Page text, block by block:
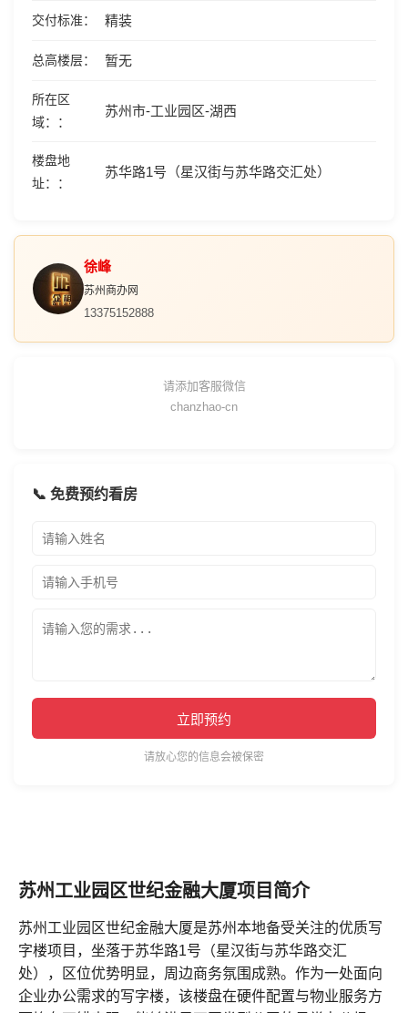
交付标准 精装
总高楼层 暂无
所在区
域：
苏州市-工业园区-湖西
楼盘地
址：
苏华路1号（星汉街与苏华路交汇处）
徐峰
苏州商办网
13375152888
请添加客服微信
chanzhao-cn
📞 免费预约看房
立即预约
请放心您的信息会被保密
苏州工业园区世纪金融大厦项目简介
苏州工业园区世纪金融大厦是苏州本地备受关注的优质写
字楼项目，坐落于苏华路1号（星汉街与苏华路交汇
处），区位优势明显，周边商务氛围成熟。作为一处面向
企业办公需求的写字楼，该楼盘在硬件配置与物业服务方